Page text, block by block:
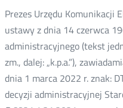
Prezes Urzędu Komunikacji
ustawy z dnia 14 czerwca
administracyjnego (tekst
zm., dalej: „k.p.a.”),
dnia 1 marca 2022 r. znak:
decyzji administracyjnej